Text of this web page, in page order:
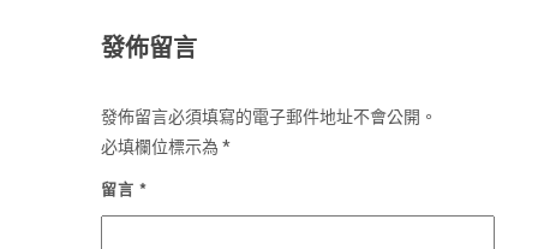
發佈留言
發佈留言必須填寫的電子郵件地址不會公開。
必填欄位標示為 *
留言 *